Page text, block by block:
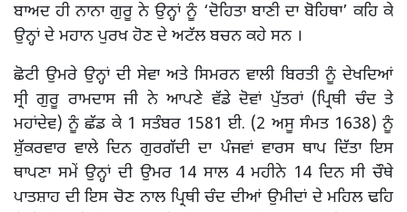
ਬਾਅਦ ਹੀ ਨਾਨਾ ਗੁਰੂ ਨੇ ਉਨ੍ਹਾਂ ਨੂੰ ‘ਦੋਹਿਤਾ ਬਾਣੀ ਦਾ ਬੋਹਿਥਾ’ ਕਹਿ ਕੇ
ਉਨ੍ਹਾਂ ਦੇ ਮਹਾਨ ਪੁਰਖ ਹੋਣ ਦੇ ਅਟੱਲ ਬਚਨ ਕਹੇ ਸਨ ।
ਛੋਟੀ ਉਮਰੇ ਉਨ੍ਹਾਂ ਦੀ ਸੇਵਾ ਅਤੇ ਸਿਮਰਨ ਵਾਲੀ ਬਿਰਤੀ ਨੂੰ ਦੇਖਦਿਆਂ
ਸ੍ਰੀ ਗੁਰੂ ਰਾਮਦਾਸ ਜੀ ਨੇ ਆਪਣੇ ਵੱਡੇ ਦੋਵਾਂ ਪੁੱਤਰਾਂ (ਪ੍ਰਿਥੀ ਚੰਦ ਤੇ
ਮਹਾਂਦੇਵ) ਨੂੰ ਛੱਡ ਕੇ 1 ਸਤੰਬਰ 1581 ਈ. (2 ਅਸੂ ਸੰਮਤ 1638) ਨੂੰ
ਸ਼ੁੱਕਰਵਾਰ ਵਾਲੇ ਦਿਨ ਗੁਰਗੱਦੀ ਦਾ ਪੰਜਵਾਂ ਵਾਰਸ ਥਾਪ ਦਿੱਤਾ ਇਸ
ਥਾਪਣਾ ਸਮੇਂ ਉਨ੍ਹਾਂ ਦੀ ਉਮਰ 14 ਸਾਲ 4 ਮਹੀਨੇ 14 ਦਿਨ ਸੀ ਚੌਥੇ
ਪਾਤਸ਼ਾਹ ਦੀ ਇਸ ਚੋਣ ਨਾਲ ਪ੍ਰਿਥੀ ਚੰਦ ਦੀਆਂ ਉਮੀਦਾਂ ਦੇ ਮਹਿਲ ਢਹਿ